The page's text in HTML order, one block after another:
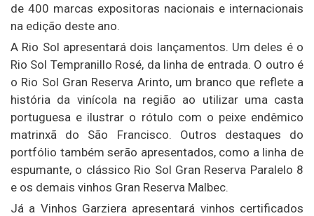
de 400 marcas expositoras nacionais e internacionais
na edição deste ano.
A Rio Sol apresentará dois lançamentos. Um deles é o
Rio Sol Tempranillo Rosé, da linha de entrada. O outro é
o Rio Sol Gran Reserva Arinto, um branco que reflete a
história da vinícola na região ao utilizar uma casta
portuguesa e ilustrar o rótulo com o peixe endêmico
matrinxã do São Francisco. Outros destaques do
portfólio também serão apresentados, como a linha de
espumante, o clássico Rio Sol Gran Reserva Paralelo 8
e os demais vinhos Gran Reserva Malbec.
Já a Vinhos Garziera apresentará vinhos certificados